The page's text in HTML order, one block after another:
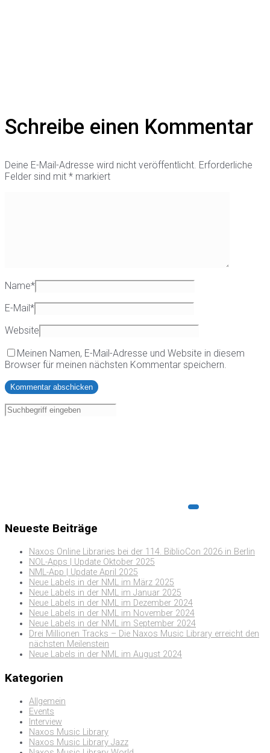
Schreibe einen Kommentar
Deine E-Mail-Adresse wird nicht veröffentlicht. Erforderliche
Felder sind mit * markiert
Name*
E-Mail*
Website
Meinen Namen, E-Mail-Adresse und Website in diesem
Browser für meinen nächsten Kommentar speichern.
Neueste Beiträge
Naxos Online Libraries bei der 114. BiblioCon 2026 in Berlin
NOL-Apps | Update Oktober 2025
NML-App | Update April 2025
Neue Labels in der NML im März 2025
Neue Labels in der NML im Januar 2025
Neue Labels in der NML im Dezember 2024
Neue Labels in der NML im November 2024
Neue Labels in der NML im September 2024
Drei Millionen Tracks – Die Naxos Music Library erreicht den
nächsten Meilenstein
Neue Labels in der NML im August 2024
Kategorien
Allgemein
Events
Interview
Naxos Music Library
Naxos Music Library Jazz